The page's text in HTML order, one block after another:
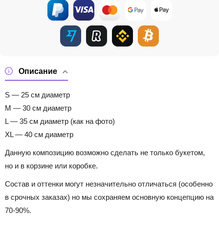
Описание
S — 25 см диаметр
M — 30 см диаметр
L — 35 см диаметр (как на фото)
XL — 40 см диаметр
Данную композицию возможно сделать не только букетом,
но и в корзине или коробке.
Состав и оттенки могут незначительно отличаться (особенно
в срочных заказах) но мы сохраняем основную концепцию на
70-90%.